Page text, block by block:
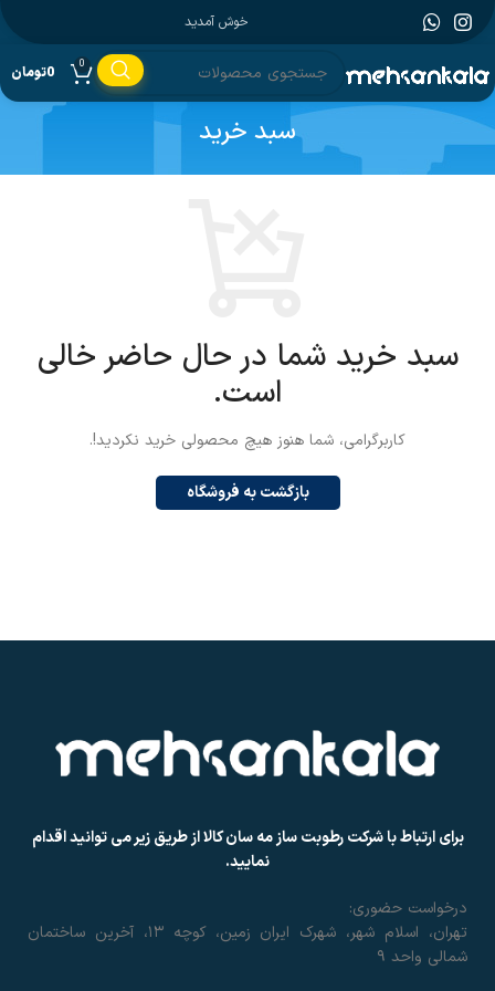
خوش آمدید
0
0تومان
سبد خرید
سبد خرید شما در حال حاضر خالی
است.
کاربرگرامی، شما هنوز هیچ محصولی خرید نکردید!.
بازگشت به فروشگاه
برای ارتباط با شرکت رطوبت ساز مه سان کالا از طریق زیر می توانید اقدام
نمایید.
درخواست حضوری:
تهران، اسلام شهر، شهرک ایران زمین، کوچه ۱۳، آخرین ساختمان
شمالی واحد ۹